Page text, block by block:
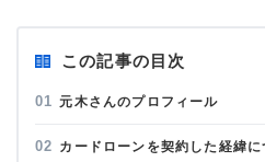
この記事の目次
元木さんのプロフィール
カードローンを契約した経緯に